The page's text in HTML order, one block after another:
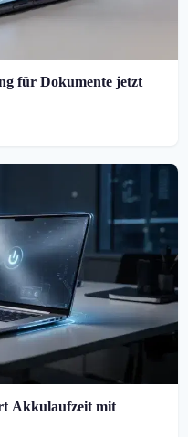
für Dokumente jetzt
Akkulaufzeit mit